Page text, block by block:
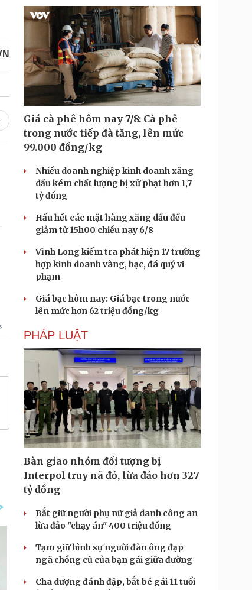
Giá cà phê hôm nay 7/8: Cà phê
trong nước tiếp đà tăng, lên mức
99.000 đồng/kg
Nhiều doanh nghiệp kinh doanh xăng
dầu kém chất lượng bị xử phạt hơn 1,7
tỷ đồng
Hầu hết các mặt hàng xăng dầu đều
giảm từ 15h00 chiều nay 6/8
Vĩnh Long kiểm tra phát hiện 17 trường
hợp kinh doanh vàng, bạc, đá quý vi
phạm
Giá bạc hôm nay: Giá bạc trong nước
lên mức hơn 62 triệu đồng/kg
PHÁP LUẬT
Bàn giao nhóm đối tượng bị
Interpol truy nã đỏ, lừa đảo hơn 327
tỷ đồng
Bắt giữ người phụ nữ giả danh công an
lừa đảo "chạy án" 400 triệu đồng
Tạm giữ hình sự người đàn ông đạp
ngã chồng cũ của bạn gái giữa đường
Cha dượng đánh đập, bắt bé gái 11 tuổi